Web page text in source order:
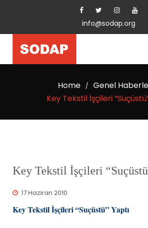
info@sodap.org
Home / Genel
Key Tekstil İşçileri
Key Tekstil İşçileri
17 Haziran 2010
Key Tekstil İşçileri “Suçüstü” Yaptı